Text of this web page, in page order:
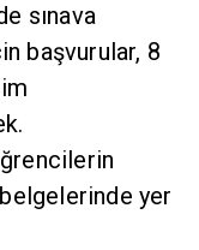
sınava
başvurular, 8
yer